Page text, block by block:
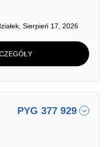
Sierpień 17, 2026
PYG 377 929